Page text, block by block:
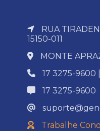
RUA
15150-011
MONTE
17 3275-
17 3275-9600
Trabalhe